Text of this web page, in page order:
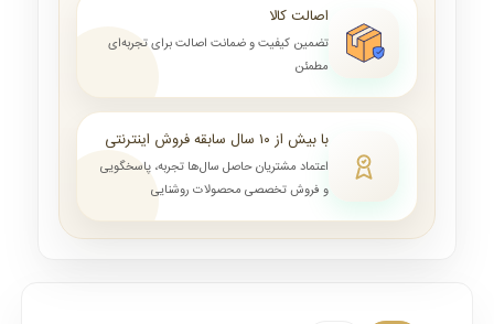
اصالت کالا
تضمین کیفیت و ضمانت اصالت برای تجربه‌ای
مطمئن
با بیش از ۱۰ سال سابقه فروش اینترنتی
اعتماد مشتریان حاصل سال‌ها تجربه، پاسخگویی
و فروش تخصصی محصولات روشنایی